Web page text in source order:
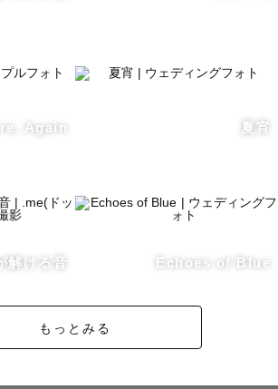
い平日がおすすめです✨
ちでの撮影をおすすめします🌻（スタジ
の方はダントツで秋田県をおすすめしま
動できる夕日撮影ができます🌇
Again 夏宵
解ける音 Echoes of Blue
もっとみる